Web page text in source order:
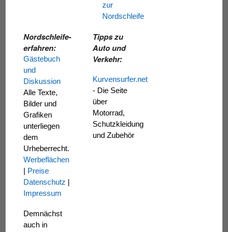
zur
Nordschleife
Nordschleife-
erfahren:
Gästebuch
und
Diskussion
Alle Texte,
Bilder und
Grafiken
unterliegen
dem
Urheberrecht.
Werbeflächen
| Preise
Datenschutz |
Impressum
Demnächst
auch in
Tipps zu
Auto und
Verkehr:
Kurvensurfer.net
- Die Seite
über
Motorrad,
Schutzkleidung
und Zubehör